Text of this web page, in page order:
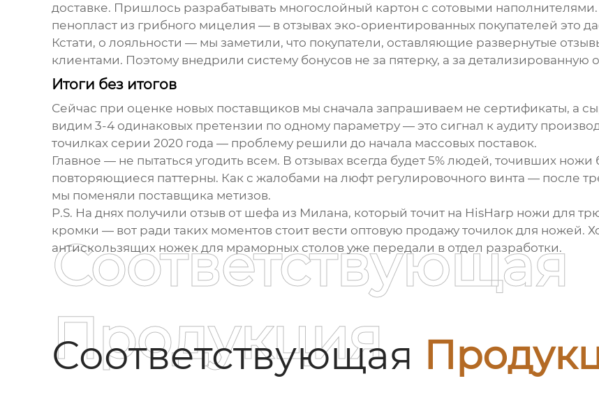
доставке. Пришлось разрабатывать многослойный картон с сотовыми
пенопласт из грибного мицелия — в отзывах эко-ориентированных покупателей это
Кстати, о лояльности — мы заметили, что покупатели, оставляющие развернутые
клиентами. Поэтому внедрили систему бонусов не за пятерку, а за детализированную
Итоги без итогов
Сейчас при оценке новых поставщиков мы сначала запрашиваем не сертификаты, а
видим 3-4 одинаковых претензии по одному параметру — это сигнал к аудиту
точилках серии 2020 года — проблему решили до начала массовых поставок.
Главное — не пытаться угодить всем. В отзывах всегда будет 5% людей, точивших
повторяющиеся паттерны. Как с жалобами на люфт регулировочного винта — после
мы поменяли поставщика метизов.
P.S. На днях получили отзыв от шефа из Милана, который точит на HisHarp ножи для
кромки — вот ради таких моментов стоит вести оптовую продажу точилок для ножей.
антискользящих ножек для мраморных столов уже передали в отдел разработки.
Соответствующая
Соответствующая
Продукция